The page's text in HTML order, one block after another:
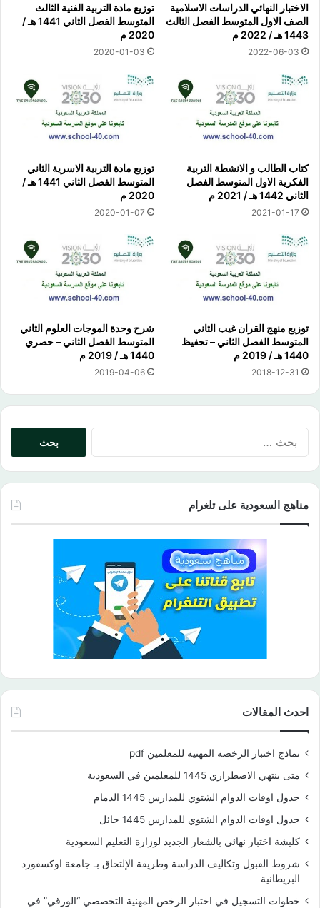
الاختبار النهائي الدراسات الاسلامية
الصف الاول المتوسط الفصل الثالث
1443 هـ / 2022 م
2022-06-03
توزيع مادة التربية الفنية الثالث
المتوسط الفصل الثاني 1441 هـ /
2020 م
2020-01-03
كتاب الطالب و الانشطة التربية
الفكرية الاول المتوسط الفصل
الثاني 1442 هـ / 2021 م
2021-01-17
توزيع مادة التربية الاسرية الثاني
المتوسط الفصل الثاني 1441 هـ /
2020 م
2020-01-07
توزيع منهج القران غيب الثاني
المتوسط الفصل الثاني – تحفيظ
1440 هـ / 2019 م
2018-12-31
شرح وحدة الموجات العلوم الثاني
المتوسط الفصل الثاني – حصري
1440 هـ / 2019 م
2019-04-06
مناهج السعودية على تلغرام
احدث المقالات
نماذج اختبار الرخصة المهنية للمعلمين pdf
متى ينتهي الاضطراري 1445 للمعلمين في السعودية
جدول اوقات الدوام الشتوي للمدارس 1445 الدمام
جدول اوقات الدوام الشتوي للمدارس 1445 حائل
كليشة اختبار نهائي بالشعار الجديد لوزارة التعليم السعودية
شروط القبول وتكاليف الدراسة وطريقة الإلتحاق بـ جامعة اوكسفورد
البريطانية
خطوات التسجيل في اختبار الرخص المهنية التخصصي “الورقي” في